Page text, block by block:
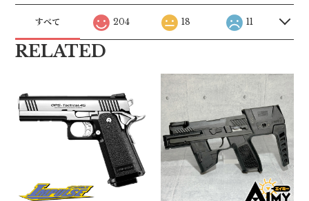
すべて 204 18 11
RELATED